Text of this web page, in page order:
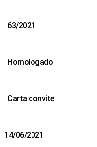
63/2021
Homologado
Carta convite
14/06/2021